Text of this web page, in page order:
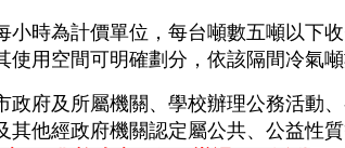
小時為計價單位，每台噸數五噸以下
使用空間可明確劃分，依該隔間冷氣
政府及所屬機關、學校辦理公務活動
其他經政府機關認定屬公共、公益性